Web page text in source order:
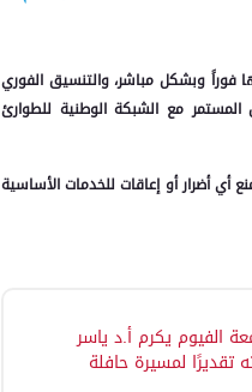
فوراً وبشكل مباشر، والتنسيق الفوري
مع الشبكة الوطنية للطوارئ
أي أضرار أو إعاقات للخدمات الأساسية
الفيوم يكرم أ.د ياسر
تقديرًا لمسيرة حافلة